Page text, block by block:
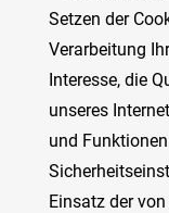
Setzen der
Verarbeitung
Interesse, die
unseres
und
Einsatz der